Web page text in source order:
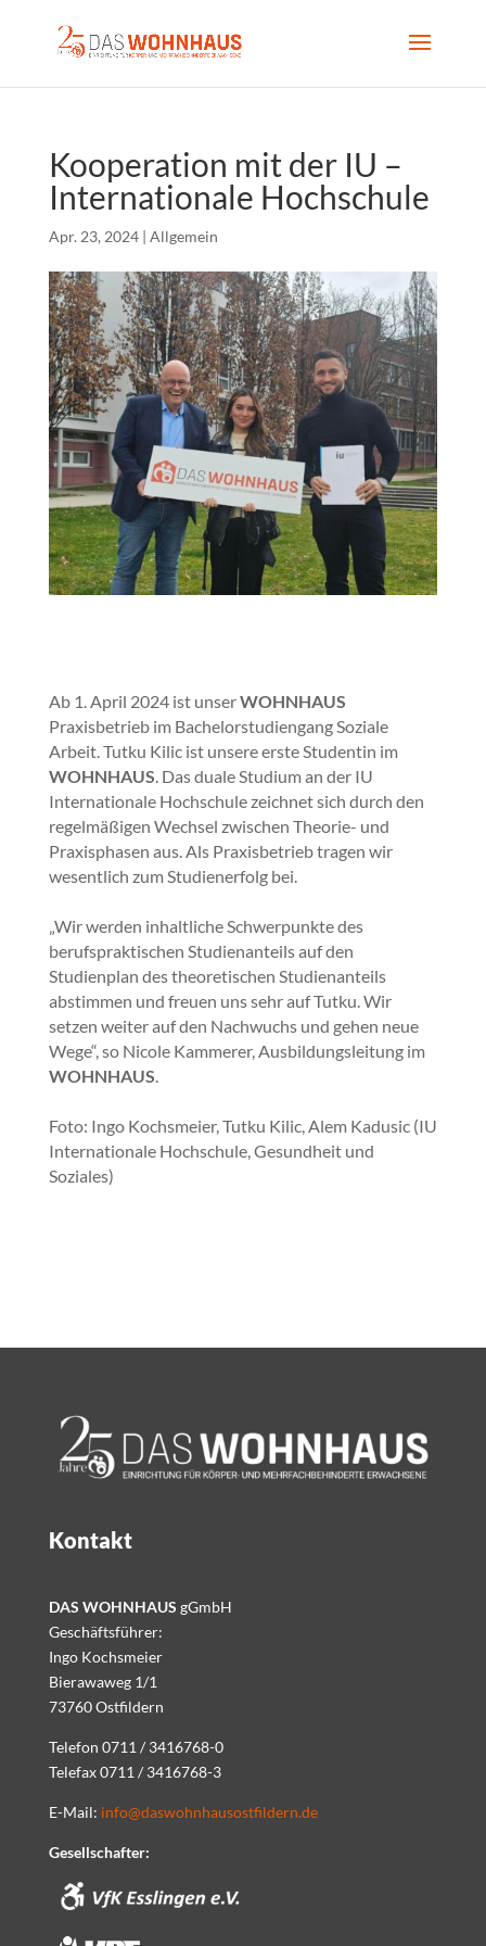
Kooperation mit der IU –
Internationale Hochschule
Apr. 23, 2024| Allgemein
Ab 1. April 2024 ist unserWOHNHAUS
Praxisbetrieb im Bachelorstudiengang Soziale
Arbeit. Tutku Kilic ist unsere erste Studentin im
WOHNHAUS. Das duale Studium an der IU
Internationale Hochschule zeichnet sich durch den
regelmäßigen Wechsel zwischen Theorie- und
Praxisphasen aus. Als Praxisbetrieb tragen wir
wesentlich zum Studienerfolg bei.
„Wir werden inhaltliche Schwerpunkte des
berufspraktischen Studienanteils auf den
Studienplan des theoretischen Studienanteils
abstimmen und freuen uns sehr auf Tutku. Wir
setzen weiter auf den Nachwuchs und gehen neue
Wege“, so Nicole Kammerer, Ausbildungsleitung im
WOHNHAUS.
Foto: Ingo Kochsmeier, Tutku Kilic, Alem Kadusic (IU
Internationale Hochschule, Gesundheit und
Soziales)
Kontakt
DAS WOHNHAUS gGmbH
Geschäftsführer:
Ingo Kochsmeier
Bierawaweg 1/1
73760 Ostfildern
Telefon 0711 / 3416768-0
Telefax 0711 / 3416768-3
E-Mail: info@daswohnhausostfildern.de
Gesellschafter: